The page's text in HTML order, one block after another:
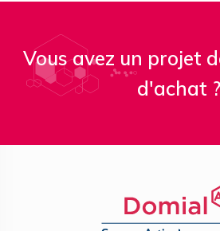
Vous avez un projet
d'achat ?